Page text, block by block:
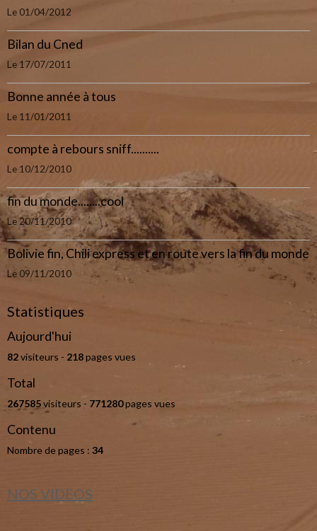
Le 01/04/2012
Bilan du Cned
Le 17/07/2011
Bonne année à tous
Le 11/01/2011
compte à rebours sniff..........
Le 10/12/2010
fin du monde........cool
Le 20/11/2010
Bolivie fin, Chili express et en route vers la fin du monde
Le 09/11/2010
Statistiques
Aujourd'hui
82visiteurs - 218pages vues
Total
267585visiteurs - 771280pages vues
Contenu
Nombre de pages : 34
NOS VIDEOS